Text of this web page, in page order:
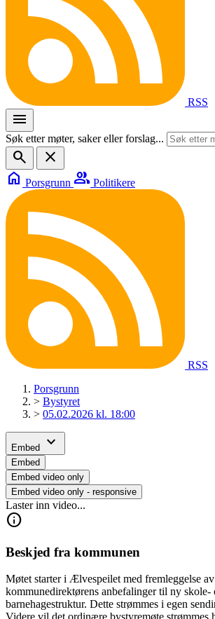
RSS
menu
Søk etter møter, saker eller forslag...
search
close
home Porsgrunn group Politikere
RSS
Porsgrunn
> Bystyret
> 05.02.2026 kl. 18:00
Embed expand_more
Embed
Embed video only
Embed video only - responsive
Laster inn video...
info
Beskjed fra kommunen
Møtet starter i Ælvespeilet med fremleggelse av
kommunedirektørens anbefalinger til ny skole-
barnehagestruktur. Dette strømmes i egen